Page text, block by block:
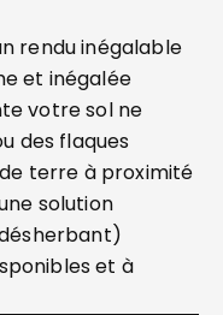
rendu inégalable
et inégalée
votre sol ne
des flaques
terre à proximité
solution
et à